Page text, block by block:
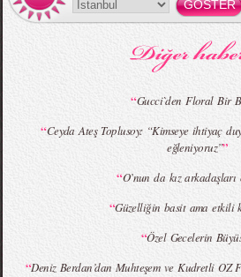
MBFWI - Gülçin Çengel 2015 Yaz
MBFWI - Giray Sepin 2015 Yaz Koleksiyonu
“Gucci`den Floral Bir
“Ceyda Ateş Toplusoy: “Kimseye ihtiyaç
eğleniyoruz””
“O’nun da kız
“Güzelliğin basit ama etkili
“Özel Gecelerin
“Deniz Berdan’dan Muhteşem ve Kudretli OZ